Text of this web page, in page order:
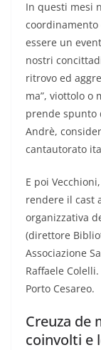
In questi mesi
essere un
nostri
ritrovo ed
ma”, viottolo o
prende spunto
Andrè,
cantautorato
E poi
rendere il cast
organizzativa
(direttore
Associazione
Raffaele
Porto Cesareo.
Creuza de
coinvolti e